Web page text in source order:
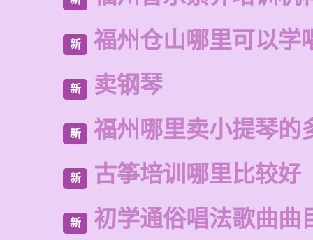
新 福州仓山哪里可以学
新 卖钢琴
新 福州哪里卖小提琴的
新 古筝培训哪里比较好
新 初学通俗唱法歌曲曲